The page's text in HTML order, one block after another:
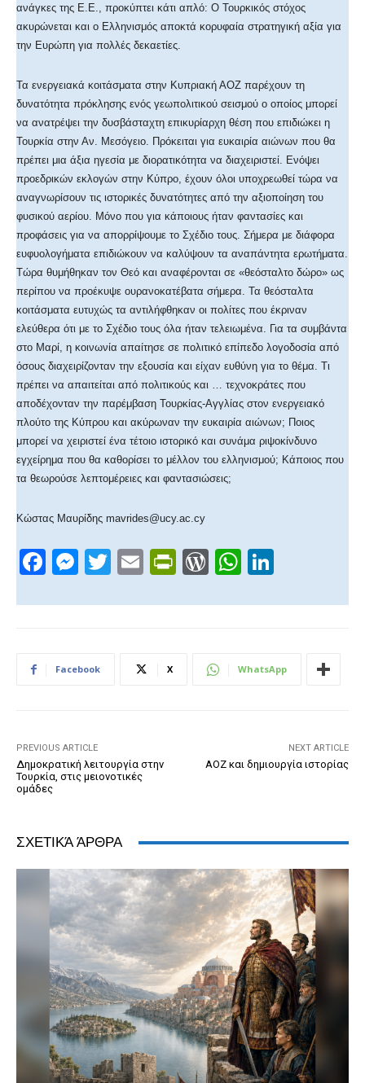
ανάγκες της Ε.Ε., προκύπτει κάτι απλό: Ο Τουρκικός στόχος
ακυρώνεται και ο Ελληνισμός αποκτά κορυφαία στρατηγική αξία για
την Ευρώπη για πολλές δεκαετίες.
Τα ενεργειακά κοιτάσματα στην Κυπριακή ΑΟΖ παρέχουν τη
δυνατότητα πρόκλησης ενός γεωπολιτικού σεισμού ο οποίος μπορεί
να ανατρέψει την δυσβάσταχτη επικυρίαρχη θέση που επιδιώκει η
Τουρκία στην Αν. Μεσόγειο. Πρόκειται για ευκαιρία αιώνων που θα
πρέπει μια άξια ηγεσία με διορατικότητα να διαχειριστεί. Ενόψει
προεδρικών εκλογών στην Κύπρο, έχουν όλοι υποχρεωθεί τώρα να
αναγνωρίσουν τις ιστορικές δυνατότητες από την αξιοποίηση του
φυσικού αερίου. Μόνο που για κάποιους ήταν φαντασίες και
προφάσεις για να απορρίψουμε το Σχέδιο τους. Σήμερα με διάφορα
ευφυολογήματα επιδιώκουν να καλύψουν τα αναπάντητα ερωτήματα.
Τώρα θυμήθηκαν τον Θεό και αναφέρονται σε «θεόσταλτο δώρο» ως
περίπου να προέκυψε ουρανοκατέβατα σήμερα. Τα θεόσταλτα
κοιτάσματα ευτυχώς τα αντιλήφθηκαν οι πολίτες που έκριναν
ελεύθερα ότι με το Σχέδιο τους όλα ήταν τελειωμένα. Για τα συμβάντα
στο Μαρί, η κοινωνία απαίτησε σε πολιτικό επίπεδο λογοδοσία από
όσους διαχειρίζονταν την εξουσία και είχαν ευθύνη για το θέμα. Τι
πρέπει να απαιτείται από πολιτικούς και … τεχνοκράτες που
αποδέχονταν την παρέμβαση Τουρκίας-Αγγλίας στον ενεργειακό
πλούτο της Κύπρου και ακύρωναν την ευκαιρία αιώνων; Ποιος
μπορεί να χειριστεί ένα τέτοιο ιστορικό και συνάμα ριψοκίνδυνο
εγχείρημα που θα καθορίσει το μέλλον του ελληνισμού; Κάποιος που
τα θεωρούσε λεπτομέρειες και φαντασιώσεις;
Κώστας Μαυρίδης mavrides@ucy.ac.cy
F
c
b
k
M
ss
n
T
tt
E
ail
Pr
tF
W
d
e
W
at
A
k
dI
Facebook X WhatsApp
PREVIOUS ARTICLE
Δημοκρατική λειτουργία στην
Τουρκία, στις μειονοτικές
ομάδες
NEXT ARTICLE
ΑΟΖ και δημιουργία ιστορίας
ΣΧΕΤΙΚΆ ΆΡΘΡΑ